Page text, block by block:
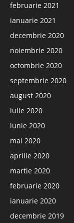
februarie 2021
ianuarie 2021
decembrie 2020
noiembrie 2020
octombrie 2020
septembrie 2020
august 2020
iulie 2020
iunie 2020
mai 2020
aprilie 2020
martie 2020
februarie 2020
ianuarie 2020
decembrie 2019